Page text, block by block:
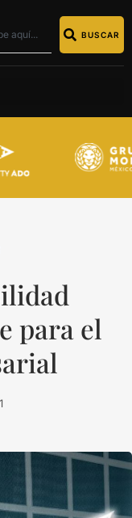
BUSCAR
para el